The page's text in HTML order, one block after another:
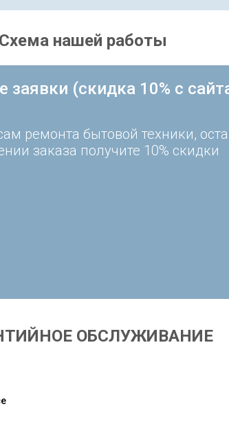
Схема нашей работы
заявки (скидка 10% с
ремонта бытовой техники,
заказа получите 10% скидки
ОБСЛУЖИВАНИЕ